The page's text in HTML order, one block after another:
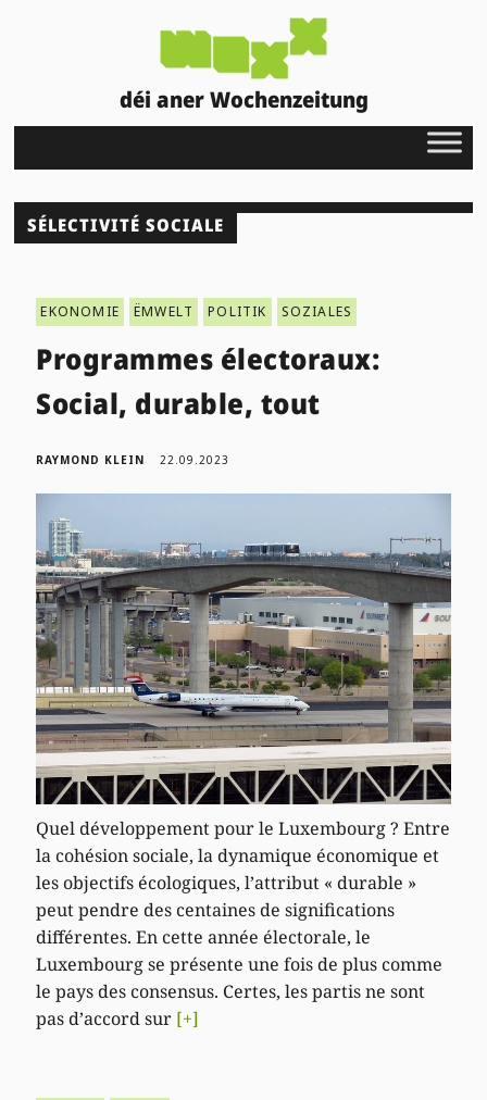
déi aner Wochenzeitung
SÉLECTIVITÉ SOCIALE
EKONOMIE ËMWELT POLITIK SOZIALES
Programmes électoraux:
Social, durable, tout
RAYMOND KLEIN 22.09.2023
Quel développement pour le Luxembourg ? Entre
la cohésion sociale, la dynamique économique et
les objectifs écologiques, l’attribut « durable »
peut pendre des centaines de significations
différentes. En cette année électorale, le
Luxembourg se présente une fois de plus comme
le pays des consensus. Certes, les partis ne sont
pas d’accord sur [+]